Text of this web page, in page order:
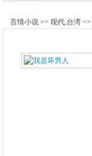
言情小说 >> 现代,台湾 >>